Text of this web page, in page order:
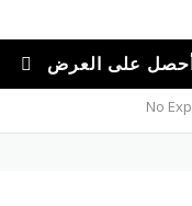
على العرض
No